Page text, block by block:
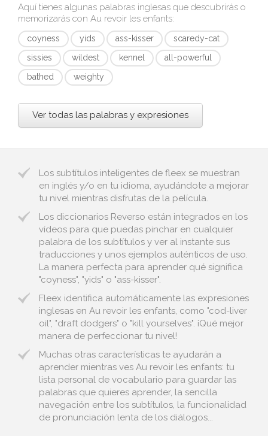
Aquí tienes algunas palabras inglesas que descubrirás o
memorizarás con Au revoir les enfants:
coyness yids ass-kisser
scaredy-cat
sissies
wildest kennel
all-powerful
bathed
weighty
Ver todas las palabras y expresiones
Los subtítulos inteligentes de fleex se muestran
en inglés y/o en tu idioma, ayudándote a mejorar
tu nivel mientras disfrutas de la película.
Los diccionarios Reverso están integrados en los
vídeos para que puedas pinchar en cualquier
palabra de los subtítulos y ver al instante sus
traducciones y unos ejemplos auténticos de uso.
La manera perfecta para aprender qué significa
"coyness", "yids" o "ass-kisser".
Fleex identifica automáticamente las expresiones
inglesas en Au revoir les enfants, como "cod-liver
oil", "draft dodgers" o "kill yourselves". ¡Qué mejor
manera de perfeccionar tu nivel!
Muchas otras características te ayudarán a
aprender mientras ves Au revoir les enfants: tu
lista personal de vocabulario para guardar las
palabras que quieres aprender, la sencilla
navegación entre los subtítulos, la funcionalidad
de pronunciación lenta de los diálogos...